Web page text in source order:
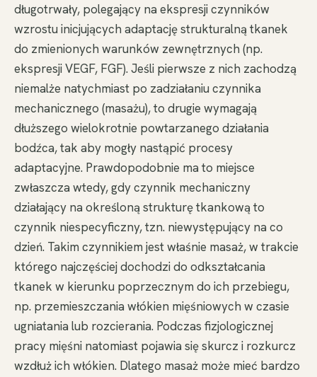
długotrwały, polegający na ekspresji czynników
wzrostu inicjujących adaptację strukturalną tkanek
do zmienionych warunków zewnętrznych (np.
ekspresji VEGF, FGF). Jeśli pierwsze z nich zachodzą
niemalże natychmiast po zadziałaniu czynnika
mechanicznego (masażu), to drugie wymagają
dłuższego wielokrotnie powtarzanego działania
bodźca, tak aby mogły nastąpić procesy
adaptacyjne. Prawdopodobnie ma to miejsce
zwłaszcza wtedy, gdy czynnik mechaniczny
działający na określoną strukturę tkankową to
czynnik niespecyficzny, tzn. niewystępujący na co
dzień. Takim czynnikiem jest właśnie masaż, w trakcie
którego najczęściej dochodzi do odkształcania
tkanek w kierunku poprzecznym do ich przebiegu,
np. przemieszczania włókien mięśniowych w czasie
ugniatania lub rozcierania. Podczas fizjologicznej
pracy mięśni natomiast pojawia się skurcz i rozkurcz
wzdłuż ich włókien. Dlatego masaż może mieć bardzo